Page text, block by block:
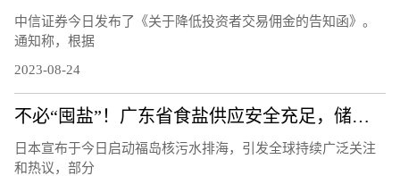
中信证券今日发布了《关于降低投资者交易佣金的告知函》。
通知称，根据
2023-08-24
不必“囤盐”！广东省食盐供应安全充足，储备量达10.8万吨
日本宣布于今日启动福岛核污水排海，引发全球持续广泛关注
和热议，部分